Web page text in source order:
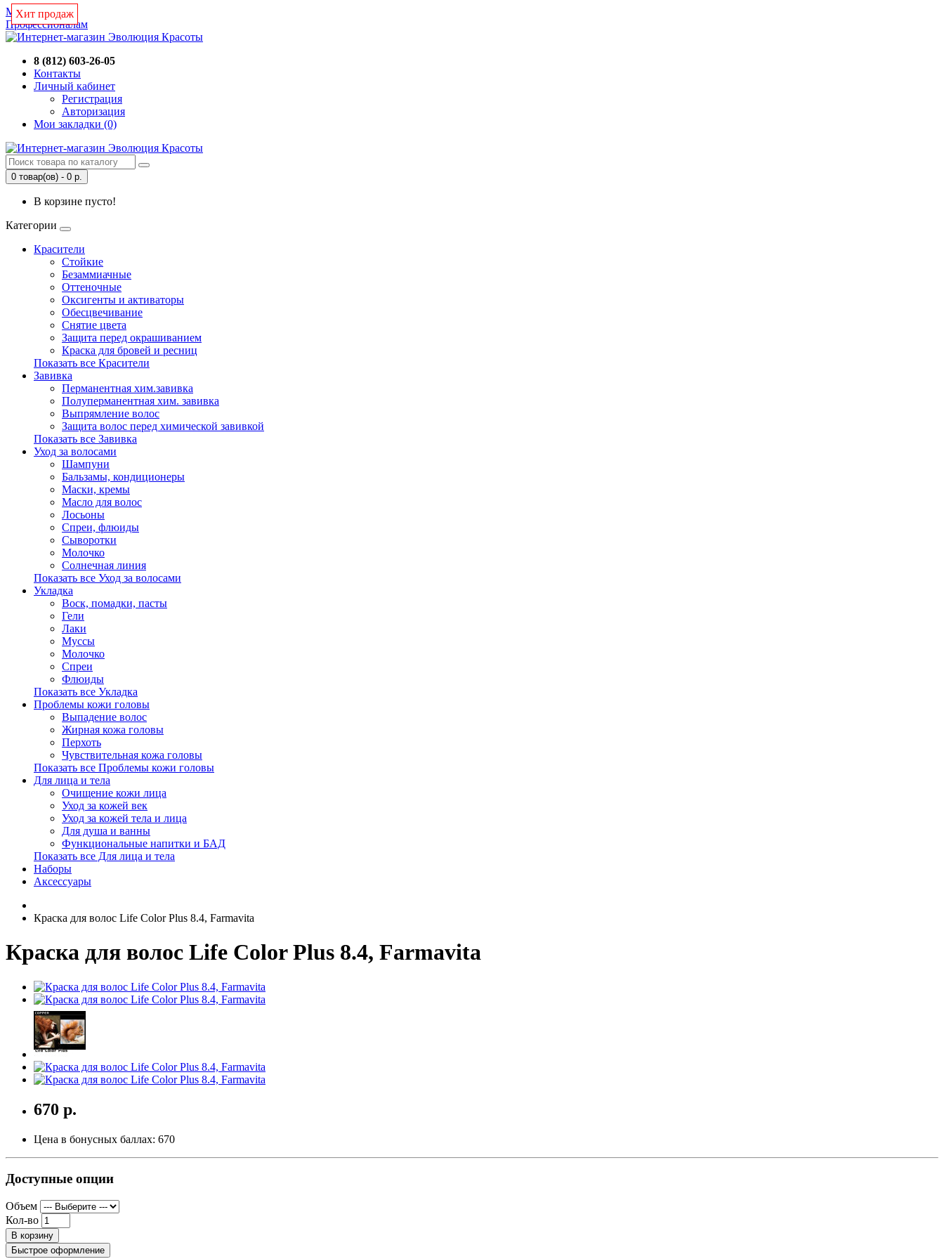
Магазин
Профессионалам
8 (812) 603-26-05
Контакты
Личный кабинет
Регистрация
Авторизация
Мои закладки (0)
0 товар(ов) - 0 р.
В корзине пусто!
Категории
Красители
Стойкие
Безаммиачные
Оттеночные
Оксигенты и активаторы
Обесцвечивание
Снятие цвета
Защита перед окрашиванием
Краска для бровей и ресниц
Показать все Красители
Завивка
Перманентная хим.завивка
Полуперманентная хим. завивка
Выпрямление волос
Защита волос перед химической завивкой
Показать все Завивка
Уход за волосами
Шампуни
Бальзамы, кондиционеры
Маски, кремы
Масло для волос
Лосьоны
Спреи, флюиды
Сыворотки
Молочко
Солнечная линия
Показать все Уход за волосами
Укладка
Воск, помадки, пасты
Гели
Лаки
Муссы
Молочко
Спреи
Флюиды
Показать все Укладка
Проблемы кожи головы
Выпадение волос
Жирная кожа головы
Перхоть
Чувствительная кожа головы
Показать все Проблемы кожи головы
Для лица и тела
Очищение кожи лица
Уход за кожей век
Уход за кожей тела и лица
Для душа и ванны
Функциональные напитки и БАД
Показать все Для лица и тела
Наборы
Аксессуары
Краска для волос Life Color Plus 8.4, Farmavita
Краска для волос Life Color Plus 8.4, Farmavita
670 р.
Цена в бонусных баллах: 670
Доступные опции
Объем
Кол-во
В корзину
Быстрое оформление
Хит продаж
Хит продаж